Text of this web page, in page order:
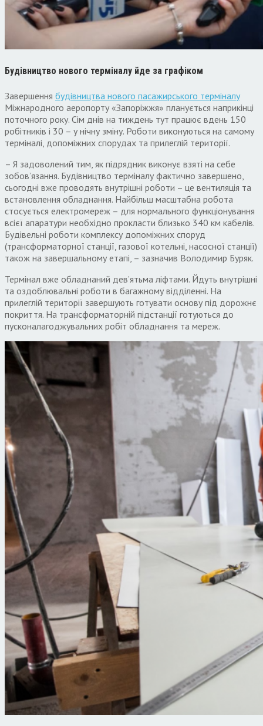
Будівництво нового терміналу йде за графіком
Завершення будівництва нового пасажирського терміналу
Міжнародного аеропорту «Запоріжжя» планується наприкінці
поточного року. Сім днів на тиждень тут працює вдень 150
робітників і 30 – у нічну зміну. Роботи виконуються на самому
терміналі, допоміжних спорудах та прилеглій території.
– Я задоволений тим, як підрядник виконує взяті на себе
зобов’язання. Будівництво терміналу фактично завершено,
сьогодні вже проводять внутрішні роботи – це вентиляція та
встановлення обладнання. Найбільш масштабна робота
стосується електромереж – для нормального функціонування
всієї апаратури необхідно прокласти близько 340 км кабелів.
Будівельні роботи комплексу допоміжних споруд
(трансформаторної станції, газової котельні, насосної станції)
також на завершальному етапі, – зазначив Володимир Буряк.
Термінал вже обладнаний дев’ятьма ліфтами. Йдуть внутрішні
та оздоблювальні роботи в багажному відділенні. На
прилеглій території завершують готувати основу під дорожнє
покриття. На трансформаторній підстанції готуються до
пусконалагоджувальних робіт обладнання та мереж.